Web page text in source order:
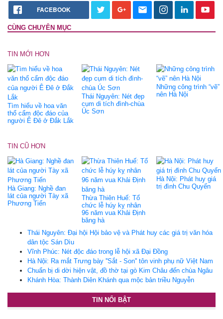
FACEBOOK
CÙNG CHUYÊN MỤC
TIN MỚI HƠN
Tìm hiểu về hoa văn
thổ cẩm độc đáo của
người Ê Đê ở Đắk Lắk
Thái Nguyên: Nét đẹp
cụm di tích đình-chùa
Úc Sơn
Những công trình “vẽ”
nên Hà Nội
TIN CŨ HƠN
Hà Giang: Nghề đan
lát của người Tày xã
Phương Tiến
Thừa Thiên Huế: Tổ
chức lễ húy kỵ nhân
96 năm vua Khải Định
băng hà
Hà Nội: Phát huy giá
trị đình Chu Quyến
Thái Nguyên: Đại hội Hội bảo vệ và Phát huy các giá trị văn hóa
dân tộc Sán Dìu
Vĩnh Phúc: Nét độc đáo trong lễ hội xã Đại Đồng
Hà Nội: Ra mắt Trưng bày ''Sắt - Son'' tôn vinh phụ nữ Việt Nam
Chuẩn bị di dời hiện vật, đồ thờ tại gò Kim Châu đến chùa Ngâu
Khánh Hòa: Thành Diên Khánh qua mộc bản triều Nguyễn
TIN NỔI BẬT